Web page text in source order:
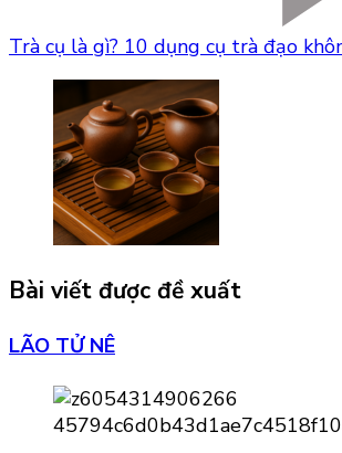
Trà cụ là gì? 10 dụng cụ trà đạo
Bài viết được đề xuất
LÃO TỬ NÊ